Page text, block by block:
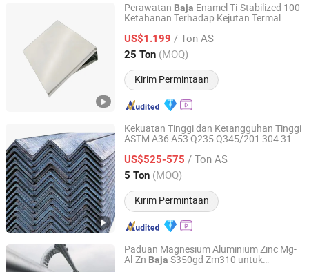
Perawatan Baja Enamel Ti-Stabilized 100
Ketahanan Terhadap Kejutan Termal
US$1.199 / Ton AS
25 Ton (MOQ)
Kirim Permintaan
DA LIAN MESCO STEEL CO., LTD.
Liaoning, China Harga mulai 2019
Kekuatan Tinggi dan Ketangguhan Tinggi
ASTM A36 A53 Q235 Q345/201 304 316
dan Pembuatan Kapal Persediaan Besar
PemasokBaja
US$525-575 / Ton AS
5 Ton (MOQ)
Kirim Permintaan
Baixinxin Metal Materials (Jinan) Co., Ltd.
Shandong, China Harga mulai 2026
Paduan Magnesium Aluminium Zinc Mg-
Al-Zn Baja S350gd Zm310 untuk
DA LIAN MESCO STEEL CO., LTD.